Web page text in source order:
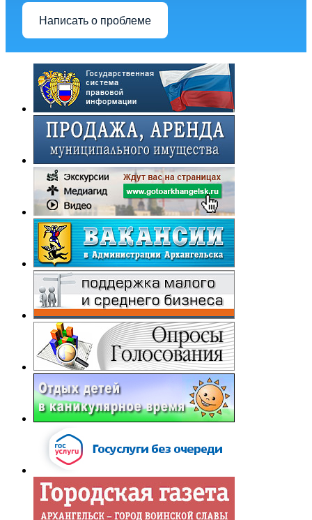
Написать о проблеме